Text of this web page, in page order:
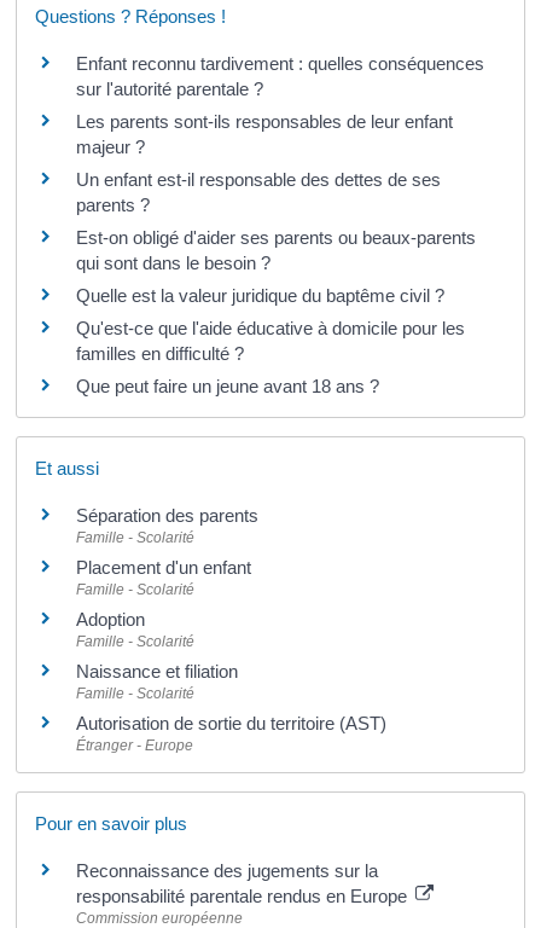
Questions ? Réponses !
Enfant reconnu tardivement : quelles conséquences
sur l'autorité parentale ?
Les parents sont-ils responsables de leur enfant
majeur ?
Un enfant est-il responsable des dettes de ses
parents ?
Est-on obligé d'aider ses parents ou beaux-parents
qui sont dans le besoin ?
Quelle est la valeur juridique du baptême civil ?
Qu'est-ce que l'aide éducative à domicile pour les
familles en difficulté ?
Que peut faire un jeune avant 18 ans ?
Et aussi
Séparation des parents
Famille - Scolarité
Placement d'un enfant
Famille - Scolarité
Adoption
Famille - Scolarité
Naissance et filiation
Famille - Scolarité
Autorisation de sortie du territoire (AST)
Étranger - Europe
Pour en savoir plus
Reconnaissance des jugements sur la
responsabilité parentale rendus en Europe
Commission européenne